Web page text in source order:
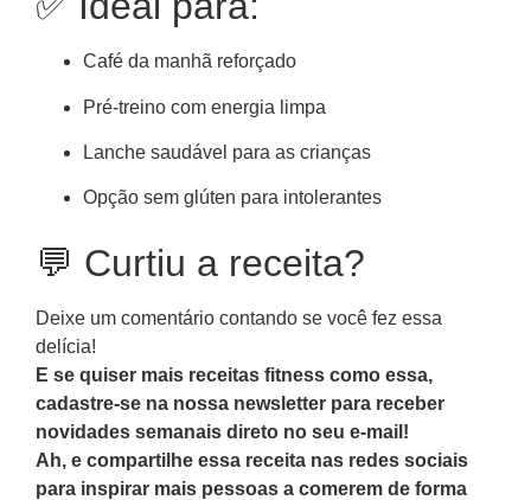
Café da manhã reforçado
Pré-treino com energia limpa
Lanche saudável para as crianças
Opção sem glúten para intolerantes
💬 Curtiu a receita?
Deixe um comentário contando se você fez essa
delícia!
E se quiser mais receitas fitness como essa,
cadastre-se na nossa newsletter para receber
novidades semanais direto no seu e-mail!
Ah, e compartilhe essa receita nas redes sociais
para inspirar mais pessoas a comerem de forma